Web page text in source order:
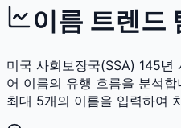
이름 트렌드
미국 사회보장국(SSA) 145년
어 이름의 유행 흐름을 분석합
최대 5개의 이름을 입력하여